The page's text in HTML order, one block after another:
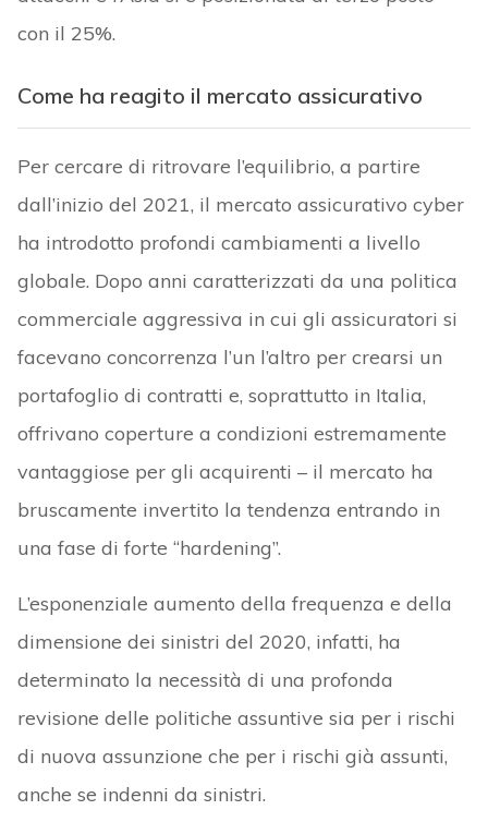
con il 25%.
Come ha reagito il mercato assicurativo
Per cercare di ritrovare l’equilibrio, a partire
dall’inizio del 2021, il mercato assicurativo cyber
ha introdotto profondi cambiamenti a livello
globale. Dopo anni caratterizzati da una politica
commerciale aggressiva in cui gli assicuratori si
facevano concorrenza l’un l’altro per crearsi un
portafoglio di contratti e, soprattutto in Italia,
offrivano coperture a condizioni estremamente
vantaggiose per gli acquirenti – il mercato ha
bruscamente invertito la tendenza entrando in
una fase di forte “hardening”.
L’esponenziale aumento della frequenza e della
dimensione dei sinistri del 2020, infatti, ha
determinato la necessità di una profonda
revisione delle politiche assuntive sia per i rischi
di nuova assunzione che per i rischi già assunti,
anche se indenni da sinistri.